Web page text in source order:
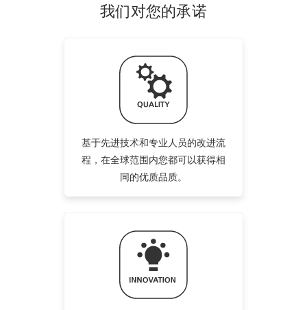
我们对您的承诺
基于先进技术和专业人员的改进流
程，在全球范围内您都可以获得相
同的优质品质。